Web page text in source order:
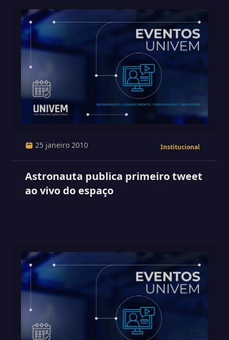
25 janeiro 2010 Institucional
Astronauta publica primeiro tweet
ao vivo do espaço